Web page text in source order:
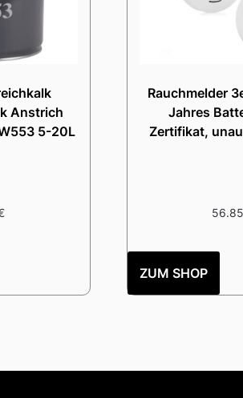
Anstrich
5-20L
Rauchmelder
Jahres
Zertifikat,
56.85
ZUM SHOP